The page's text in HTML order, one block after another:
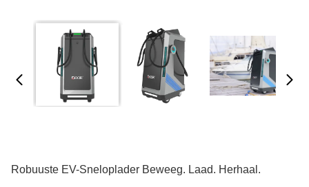
Robuuste EV-Sneloplader Beweeg. Laad. Herhaal.